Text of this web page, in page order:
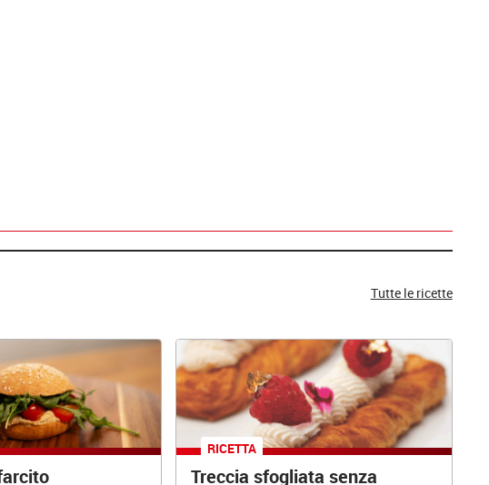
Tutte le ricette
RICETTA
Treccia sfogliata senza